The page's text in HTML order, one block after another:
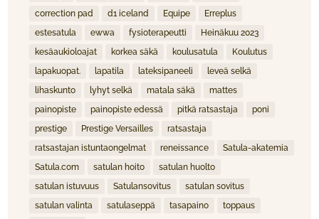
correction pad
d1 iceland Equipe
Erreplus
estesatula
ewwa fysioterapeutti
Heinäkuu 2023
kesäaukioloajat
korkea säkä koulusatula
Koulutus
lapakuopat.
lapatila lateksipaneeli
leveä selkä
lihaskunto
lyhyt selkä matala säkä
mattes
painopiste
painopiste edessä pitkä ratsastaja
poni
prestige
Prestige Versailles
ratsastaja
ratsastajan istuntaongelmat
reneissance
Satula-akatemia
Satula.com
satulan hoito
satulan huolto
satulan istuvuus
Satulansovitus
satulan sovitus
satulan valinta
satulaseppä tasapaino toppaus